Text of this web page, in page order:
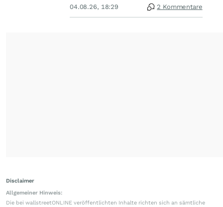
04.08.26, 18:29 2 Kommentare
Disclaimer
Allgemeiner Hinweis:
Die bei wallstreetONLINE veröffentlichten Inhalte richten sich an sämtliche